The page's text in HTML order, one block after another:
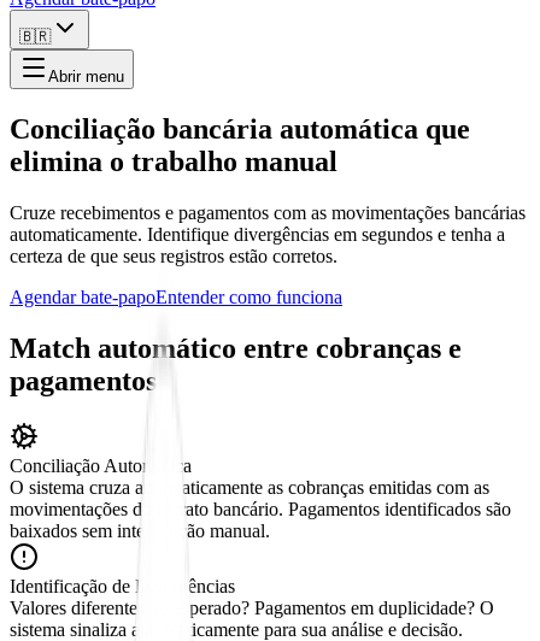
🇧🇷
Abrir menu
Conciliação bancária automática que
elimina o trabalho manual
Cruze recebimentos e pagamentos com as movimentações bancárias
automaticamente. Identifique divergências em segundos e tenha a
certeza de que seus registros estão corretos.
Agendar bate-papoEntender como funciona
Match automático entre cobranças e
pagamentos
Conciliação Automática
O sistema cruza automaticamente as cobranças emitidas com as
movimentações do extrato bancário. Pagamentos identificados são
baixados sem intervenção manual.
Identificação de Divergências
Valores diferentes do esperado? Pagamentos em duplicidade? O
sistema sinaliza automaticamente para sua análise e decisão.